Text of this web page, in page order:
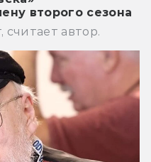
второго сезона
автор.